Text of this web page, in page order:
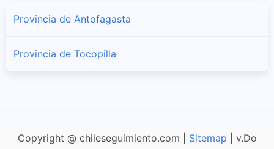
Provincia de Antofagasta
Provincia de Tocopilla
Copyright @ chileseguimiento.com | Sitemap | v.Do